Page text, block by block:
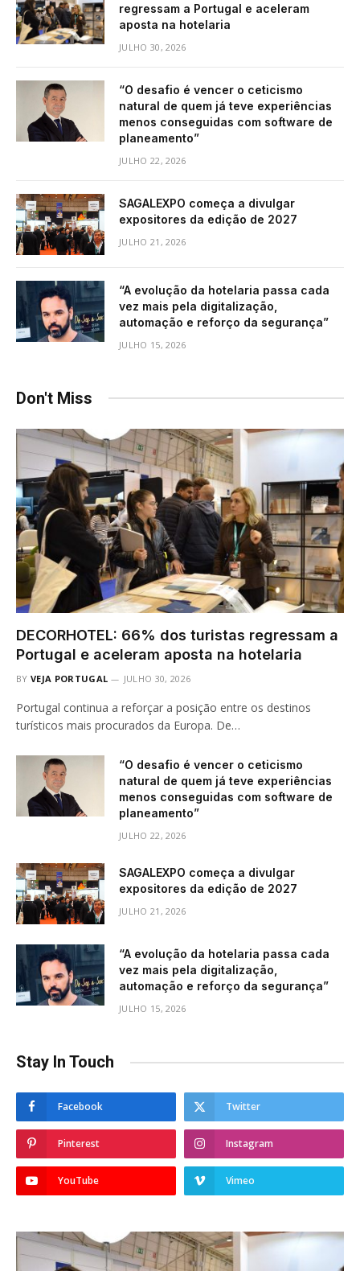
regressam a Portugal e aceleram
aposta na hotelaria
JULHO 30, 2026
“O desafio é vencer o ceticismo
natural de quem já teve experiências
menos conseguidas com software de
planeamento”
JULHO 22, 2026
SAGALEXPO começa a divulgar
expositores da edição de 2027
JULHO 21, 2026
“A evolução da hotelaria passa cada
vez mais pela digitalização,
automação e reforço da segurança”
JULHO 15, 2026
Don't Miss
DECORHOTEL: 66% dos turistas regressam a
Portugal e aceleram aposta na hotelaria
BY VEJA PORTUGAL JULHO 30, 2026
Portugal continua a reforçar a posição entre os destinos
turísticos mais procurados da Europa. De…
“O desafio é vencer o ceticismo
natural de quem já teve experiências
menos conseguidas com software de
planeamento”
JULHO 22, 2026
SAGALEXPO começa a divulgar
expositores da edição de 2027
JULHO 21, 2026
“A evolução da hotelaria passa cada
vez mais pela digitalização,
automação e reforço da segurança”
JULHO 15, 2026
Stay In Touch
Facebook Twitter
Pinterest Instagram
YouTube Vimeo